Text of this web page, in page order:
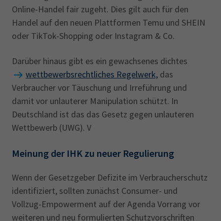
Online-Handel fair zugeht. Dies gilt auch für den
Handel auf den neuen Plattformen Temu und SHEIN
oder TikTok-Shopping oder Instagram & Co.
Darüber hinaus gibt es ein gewachsenes dichtes
wettbewerbsrechtliches Regelwerk, das
Verbraucher vor Täuschung und Irreführung und
damit vor unlauterer Manipulation schützt. In
Deutschland ist das das Gesetz gegen unlauteren
Wettbewerb (UWG). V
Meinung der IHK zu neuer Regulierung
Wenn der Gesetzgeber Defizite im Verbraucherschutz
identifiziert, sollten zunächst Consumer- und
Vollzug-Empowerment auf der Agenda Vorrang vor
weiteren und neu formulierten Schutzvorschriften